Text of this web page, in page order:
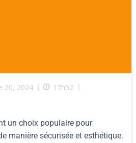
20, 2024 | 17h52 |
un choix populaire pour
manière sécurisée et esthétique.